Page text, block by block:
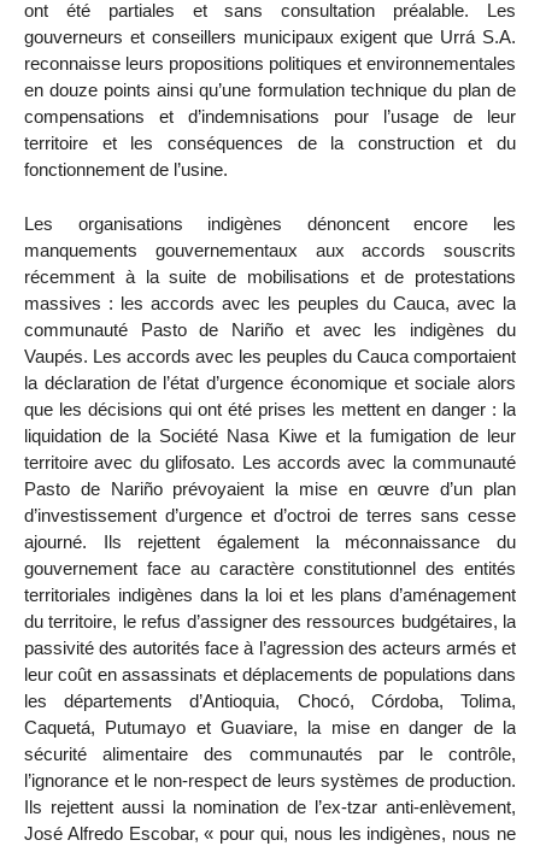
ont été partiales et sans consultation préalable. Les
gouverneurs et conseillers municipaux exigent que Urrá S.A.
reconnaisse leurs propositions politiques et environnementales
en douze points ainsi qu’une formulation technique du plan de
compensations et d’indemnisations pour l’usage de leur
territoire et les conséquences de la construction et du
fonctionnement de l’usine.
Les organisations indigènes dénoncent encore les
manquements gouvernementaux aux accords souscrits
récemment à la suite de mobilisations et de protestations
massives : les accords avec les peuples du Cauca, avec la
communauté Pasto de Nariño et avec les indigènes du
Vaupés. Les accords avec les peuples du Cauca comportaient
la déclaration de l’état d’urgence économique et sociale alors
que les décisions qui ont été prises les mettent en danger : la
liquidation de la Société Nasa Kiwe et la fumigation de leur
territoire avec du glifosato. Les accords avec la communauté
Pasto de Nariño prévoyaient la mise en œuvre d’un plan
d’investissement d’urgence et d’octroi de terres sans cesse
ajourné. Ils rejettent également la méconnaissance du
gouvernement face au caractère constitutionnel des entités
territoriales indigènes dans la loi et les plans d’aménagement
du territoire, le refus d’assigner des ressources budgétaires, la
passivité des autorités face à l’agression des acteurs armés et
leur coût en assassinats et déplacements de populations dans
les départements d’Antioquia, Chocó, Córdoba, Tolima,
Caquetá, Putumayo et Guaviare, la mise en danger de la
sécurité alimentaire des communautés par le contrôle,
l’ignorance et le non-respect de leurs systèmes de production.
Ils rejettent aussi la nomination de l’ex-tzar anti-enlèvement,
José Alfredo Escobar, « pour qui, nous les indigènes, nous ne